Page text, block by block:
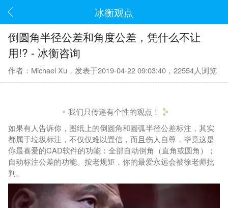
冰衡观点
倒圆角半径公差和角度公差，凭什么不让
用!? - 冰衡咨询
作者：Michael Xu，发表于2019-04-22 09:03:40，22554人浏览
我们只传递有个性的观点！
如果有人告诉你，图纸上的倒圆角和圆弧半径公差标注，其实
都属于垃圾标注，不仅仅难以置信，而且伤人自尊，毕竟这是
你最喜爱的CAD软件的功能：全部自动倒角（直角或圆角）；
自动标注公差的功能。按老规矩，你的最爱永远会被徐老师批
判。